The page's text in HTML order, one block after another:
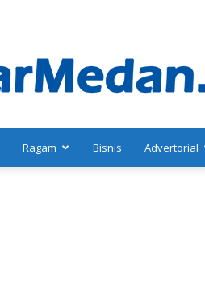
Ragam Bisnis Advertorial